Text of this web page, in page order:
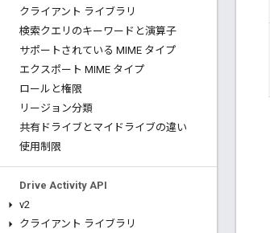
クライアント ライブラリ
検索クエリのキーワードと演算子
サポートされている MIME タイプ
エクスポート MIME タイプ
ロールと権限
リージョン分類
共有ドライブとマイドライブの違い
使用制限
Drive Activity API
v2
クライアント ライブラリ